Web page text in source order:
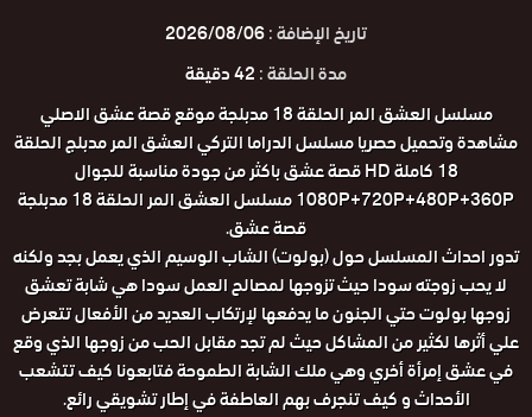
تاريخ الإضافة :2026/08/06
مدة الحلقة :42 دقيقة
مسلسل العشق المر الحلقة 18 مدبلجة موقع قصة عشق الاصلي
مشاهدة وتحميل حصريا مسلسل الدراما التركي العشق المر مدبلج الحلقة
18 كاملة HD قصة عشق باكثر من جودة مناسبة للجوال
1080P+720P+480P+360P مسلسل العشق المر الحلقة 18 مدبلجة
قصة عشق.
تدور احداث المسلسل حول (بولوت) الشاب الوسيم الذي يعمل بجد ولكنه
لا يحب زوجته سودا حيث تزوجها لمصالح العمل سودا هي شابة تعشق
زوجها بولوت حتي الجنون ما يدفعها لإرتكاب العديد من الأفعال تتعرض
علي أثرها لكثير من المشاكل حيث لم تجد مقابل الحب من زوجها الذي وقع
في عشق إمرأة أخري وهي ملك الشابة الطموحة فتابعونا كيف تتشعب
الأحداث و كيف تنجرف بهم العاطفة في إطار تشويقي رائع.